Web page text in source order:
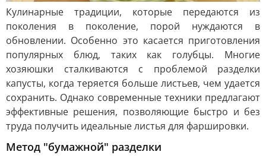
Кулинарные традиции, которые передаются из
поколения в поколение, порой нуждаются в
обновлении. Особенно это касается приготовления
популярных блюд, таких как голубцы. Многие
хозяюшки сталкиваются с проблемой разделки
капусты, когда теряется больше листьев, чем удается
сохранить. Однако современные техники предлагают
эффективные решения, позволяющие быстро и без
труда получить идеальные листья для фаршировки.
Метод "бумажной" разделки